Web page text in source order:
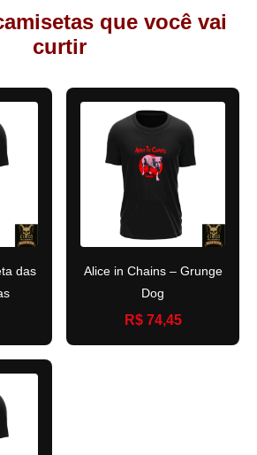
que você vai
curtir
das
Alice in Chains – Grunge
Dog
R$ 74,45